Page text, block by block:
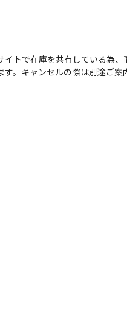
トで在庫を共有している為
。キャンセルの際は別途ご案